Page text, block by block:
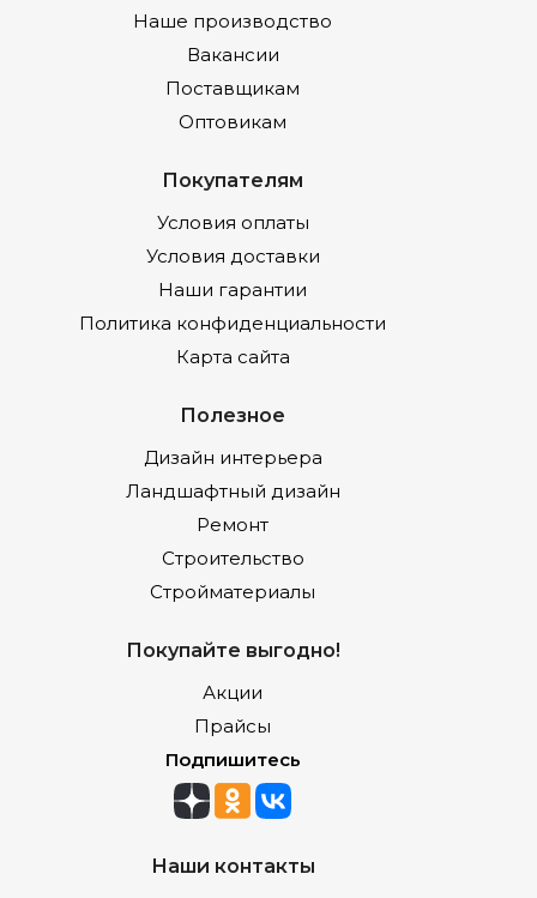
Наше производство
Вакансии
Поставщикам
Оптовикам
Покупателям
Условия оплаты
Условия доставки
Наши гарантии
Политика конфиденциальности
Карта сайта
Полезное
Дизайн интерьера
Ландшафтный дизайн
Ремонт
Строительство
Стройматериалы
Покупайте выгодно!
Акции
Прайсы
Подпишитесь
Наши контакты